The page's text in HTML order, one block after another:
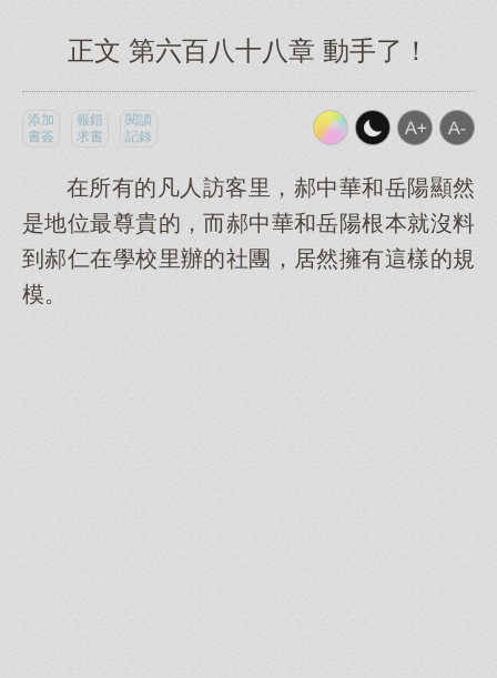
正文 第六百八十八章 動手了！
添加
書簽
報錯
求書
閱讀
記錄
在所有的凡人訪客里，郝中華和岳陽顯然
是地位最尊貴的，而郝中華和岳陽根本就沒料
到郝仁在學校里辦的社團，居然擁有這樣的規
模。